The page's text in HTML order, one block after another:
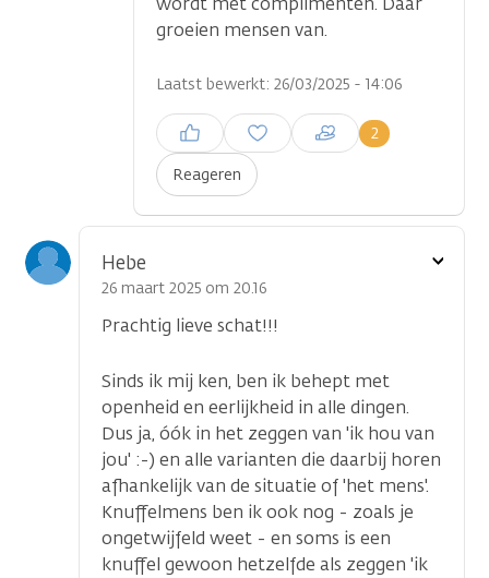
groeien mensen van.
Laatst bewerkt: 26/03/2025 - 14:06
Reageren
2
Inloggen om een reactie te
plaatsen
Hebe
26 maart 2025 om 20.16
Prachtig lieve schat!!!
Sinds ik mij ken, ben ik behept met
openheid en eerlijkheid in alle dingen.
Dus ja, óók in het zeggen van 'ik hou van
jou' :-) en alle varianten die daarbij horen
afhankelijk van de situatie of 'het mens'.
Knuffelmens ben ik ook nog - zoals je
ongetwijfeld weet - en soms is een
knuffel gewoon hetzelfde als zeggen 'ik
Toon